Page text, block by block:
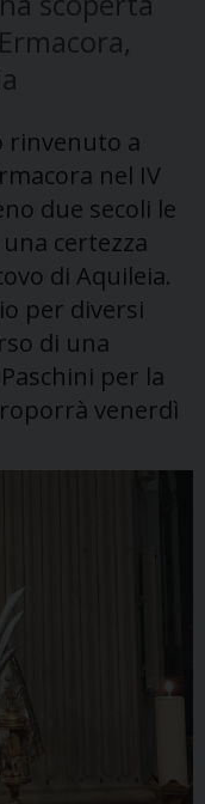
rinvenuto a
nel IV
due secoli le
certezza
di Aquileia.
per diversi
di una
per la
venerdì